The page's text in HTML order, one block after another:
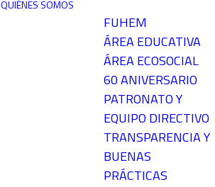
QUIÉNES SOMOS
FUHEM
ÁREA EDUCATIVA
ÁREA ECOSOCIAL
60 ANIVERSARIO
PATRONATO Y
EQUIPO DIRECTIVO
TRANSPARENCIA Y
BUENAS
PRÁCTICAS